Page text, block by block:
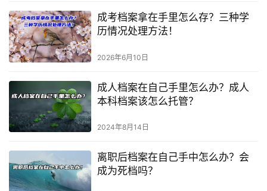
成考档案拿在手里怎么存？三种学
历情况处理方法！
2026年6月10日
成人档案在自己手里怎么办？成人
本科档案该怎么托管？
2024年8月14日
离职后档案在自己手中怎么办？会
成为死档吗？